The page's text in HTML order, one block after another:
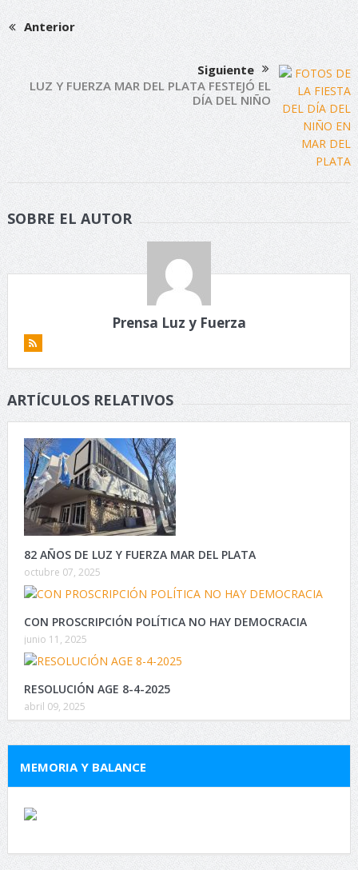
Anterior
Siguiente
LUZ Y FUERZA MAR DEL PLATA FESTEJÓ EL
DÍA DEL NIÑO
SOBRE EL AUTOR
Prensa Luz y Fuerza
ARTÍCULOS RELATIVOS
82 AÑOS DE LUZ Y FUERZA MAR DEL PLATA
octubre 07, 2025
CON PROSCRIPCIÓN POLÍTICA NO HAY DEMOCRACIA
junio 11, 2025
RESOLUCIÓN AGE 8-4-2025
abril 09, 2025
MEMORIA Y BALANCE